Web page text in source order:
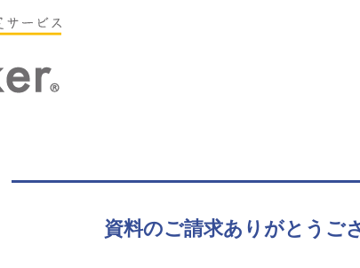
資料のご請求ありがとうご